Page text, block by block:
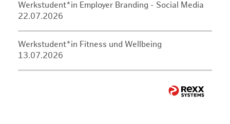
Werkstudent*in Employer Branding - Social Media
22.07.2026
Werkstudent*in Fitness und Wellbeing
13.07.2026